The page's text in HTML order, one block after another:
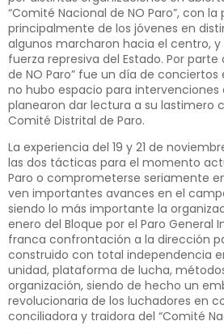
“Comité Nacional de NO Paro”, con
principalmente de los jóvenes en
algunos marcharon hacia el centro,
fuerza represiva del Estado. Por parte
de NO Paro” fue un día de conciertos
no hubo espacio para intervenciones
planearon dar lectura a su lastimero
Comité Distrital de Paro.
La experiencia del 19 y 21 de
las dos tácticas para el momento
Paro o comprometerse seriamente
ven importantes avances en el
siendo lo más importante la
enero del Bloque por el Paro General
franca confrontación a la dirección
construido con total independencia
unidad, plataforma de lucha,
organización, siendo de hecho un
revolucionaria de los luchadores en
conciliadora y traidora del “Comité